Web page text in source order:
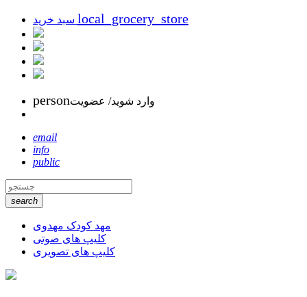
local_grocery_store
personوارد شوید/ عضویت
email
info
public
search
مهد کودک مهدوی
کلیپ های صوتی
کلیپ های تصویری